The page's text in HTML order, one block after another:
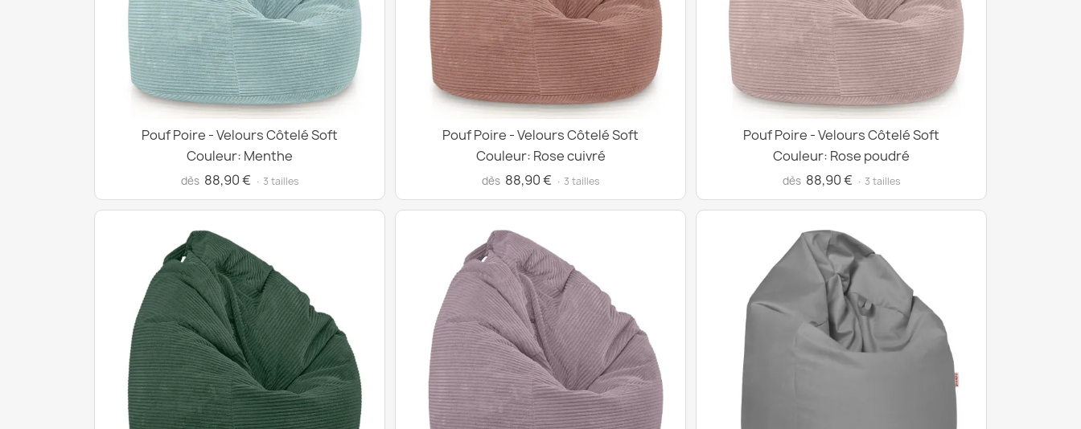
Pouf Poire - Velours Côtelé Soft
Couleur: Menthe
dès 88,90 € · 3 tailles
Pouf Poire - Velours Côtelé Soft
Couleur: Rose cuivré
dès 88,90 € · 3 tailles
Pouf Poire - Velours Côtelé Soft
Couleur: Rose poudré
dès 88,90 € · 3 tailles